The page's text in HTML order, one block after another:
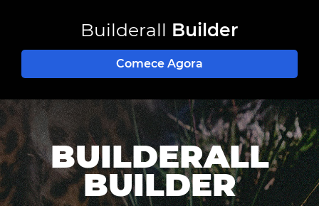
Builderall Builder
Comece Agora
BUILDERALL
BUILDER